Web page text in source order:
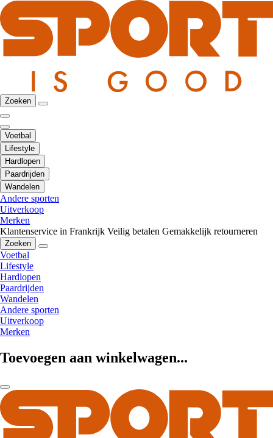
Zoeken
Voetbal
Lifestyle
Hardlopen
Paardrijden
Wandelen
Andere sporten
Uitverkoop
Merken
Klantenservice in Frankrijk Veilig betalen Gemakkelijk retourneren
Zoeken
Voetbal
Lifestyle
Hardlopen
Paardrijden
Wandelen
Andere sporten
Uitverkoop
Merken
Toevoegen aan winkelwagen...